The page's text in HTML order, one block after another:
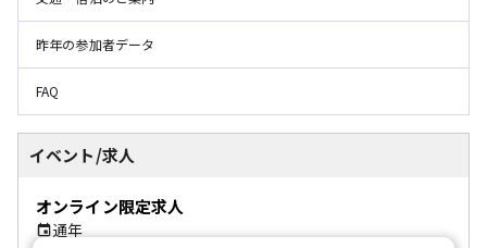
昨年の参加者データ
FAQ
イベント/求人
オンライン限定求人
通年